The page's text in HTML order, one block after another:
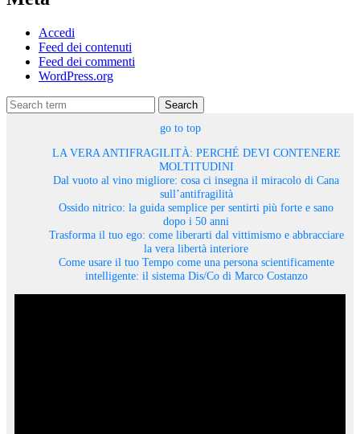
Accedi
Feed dei contenuti
Feed dei commenti
WordPress.org
Search
go to top
LA VERA ANTIFRAGILITÀ: PERCHÉ DEVI CONTENERE
MOLTITUDINI
Dal vuoto al vino migliore: cosa ci insegna il miracolo di Cana
sull’antifragilità
Ossido nitrico: la guida semplice per sentirti più forte e sano
dopo i 50 anni
Trasforma il tuo ego: come liberarti dal vittimismo e abbracciare
la vera libertà interiore
Come usare il tuo Tempo come una persona scientificamente
intelligente: il sistema Dis/Co di Marco Costanzo